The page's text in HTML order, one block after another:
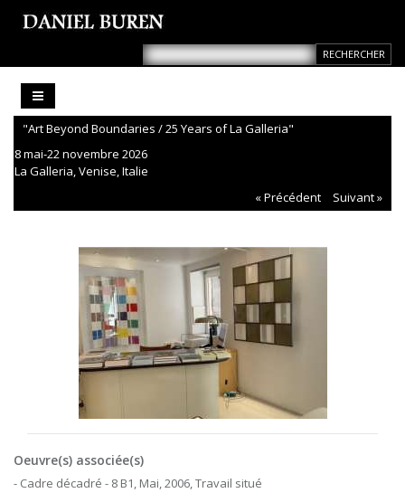
"Art Beyond Boundaries / 25 Years of La Galleria"
8 mai-22 novembre 2026
La Galleria, Venise, Italie
« Précédent
Suivant »
Oeuvre(s) associée(s)
- Cadre décadré - 8 B1, Mai, 2006, Travail situé